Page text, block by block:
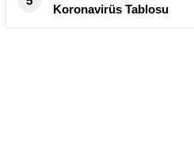
Koronavirüs Tablosu
Yayımlandı